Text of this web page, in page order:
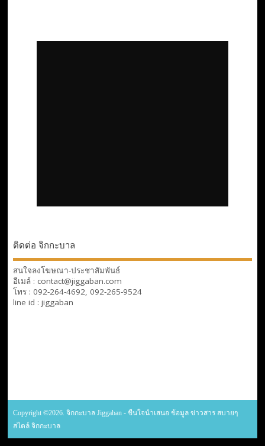
ติดต่อ จิกกะบาล
สนใจลงโฆษณา-ประชาสัมพันธ์
อีเมล์ : contact@jiggaban.com
โทร : 092-264-4692, 092-265-9524
line id : jiggaban
Copyright ©2026. จิกกะบาล Jiggaban - ขืนใจนำเสนอ ข้อมูล ข่าวสาร สบายๆ
สไตล์ จิกกะบาล